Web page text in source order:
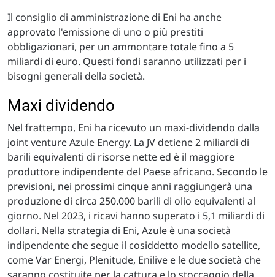
Il consiglio di amministrazione di Eni ha anche
approvato l'emissione di uno o più prestiti
obbligazionari, per un ammontare totale fino a 5
miliardi di euro. Questi fondi saranno utilizzati per i
bisogni generali della società.
Maxi dividendo
Nel frattempo, Eni ha ricevuto un maxi-dividendo dalla
joint venture Azule Energy. La JV detiene 2 miliardi di
barili equivalenti di risorse nette ed è il maggiore
produttore indipendente del Paese africano. Secondo le
previsioni, nei prossimi cinque anni raggiungerà una
produzione di circa 250.000 barili di olio equivalenti al
giorno. Nel 2023, i ricavi hanno superato i 5,1 miliardi di
dollari. Nella strategia di Eni, Azule è una società
indipendente che segue il cosiddetto modello satellite,
come Var Energi, Plenitude, Enilive e le due società che
saranno costituite per la cattura e lo stoccaggio della